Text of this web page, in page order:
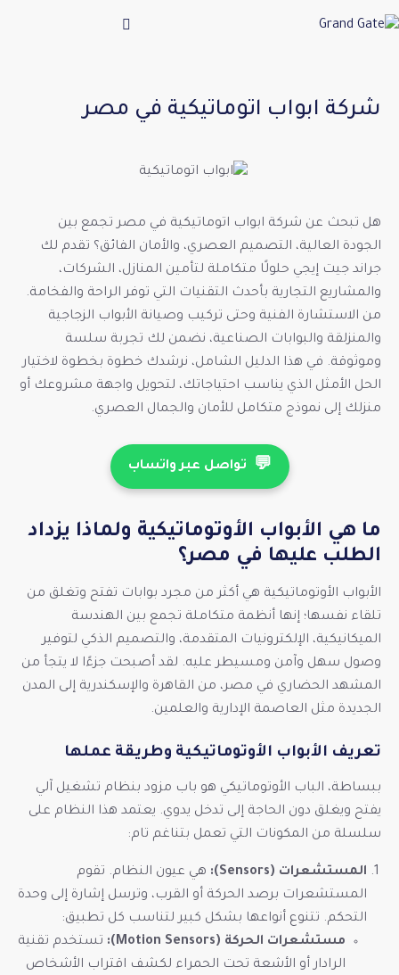
شركة ابواب اتوماتيكية في مصر
هل تبحث عن شركة ابواب اتوماتيكية في مصر تجمع بين
الجودة العالية، التصميم العصري، والأمان الفائق؟ تقدم لك
جراند جيت إيجي حلولًا متكاملة لتأمين المنازل، الشركات،
والمشاريع التجارية بأحدث التقنيات التي توفر الراحة والفخامة.
من الاستشارة الفنية وحتى تركيب وصيانة الأبواب الزجاجية
والمنزلقة والبوابات الصناعية، نضمن لك تجربة سلسة
وموثوقة. في هذا الدليل الشامل، نرشدك خطوة بخطوة لاختيار
الحل الأمثل الذي يناسب احتياجاتك، لتحويل واجهة مشروعك أو
منزلك إلى نموذج متكامل للأمان والجمال العصري.
💬 تواصل عبر واتساب
ما هي الأبواب الأوتوماتيكية ولماذا يزداد
الطلب عليها في مصر؟
الأبواب الأوتوماتيكية هي أكثر من مجرد بوابات تفتح وتغلق من
تلقاء نفسها؛ إنها أنظمة متكاملة تجمع بين الهندسة
الميكانيكية، الإلكترونيات المتقدمة، والتصميم الذكي لتوفير
وصول سهل وآمن ومسيطر عليه. لقد أصبحت جزءًا لا يتجأ من
المشهد الحضاري في مصر، من القاهرة والإسكندرية إلى المدن
الجديدة مثل العاصمة الإدارية والعلمين.
تعريف الأبواب الأوتوماتيكية وطريقة عملها
ببساطة، الباب الأوتوماتيكي هو باب مزود بنظام تشغيل آلي
يفتح ويغلق دون الحاجة إلى تدخل يدوي. يعتمد هذا النظام على
سلسلة من المكونات التي تعمل بتناغم تام:
المستشعرات (Sensors):
هي عيون النظام. تقوم
المستشعرات برصد الحركة أو القرب، وترسل إشارة إلى وحدة
التحكم. تتنوع أنواعها بشكل كبير لتناسب كل تطبيق:
مستشعرات الحركة (Motion Sensors):
تستخدم تقنية
الرادار أو الأشعة تحت الحمراء لكشف اقتراب الأشخاص